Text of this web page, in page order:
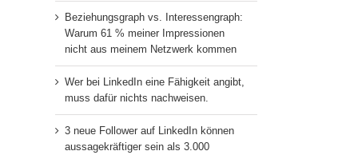
Beziehungsgraph vs. Interessengraph:
Warum 61 % meiner Impressionen
nicht aus meinem Netzwerk kommen
Wer bei LinkedIn eine Fähigkeit angibt,
muss dafür nichts nachweisen.
3 neue Follower auf LinkedIn können
aussagekräftiger sein als 3.000